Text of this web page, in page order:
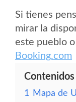
Si tienes
mirar la
este pueblo
Booking.com
Contenidos
1
Mapa de